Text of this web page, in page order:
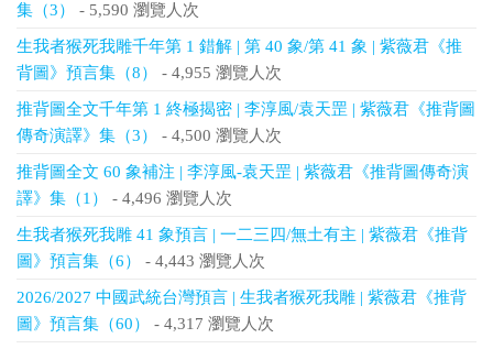
集（3）
- 5,590 瀏覽人次
生我者猴死我雕千年第 1 錯解 | 第 40 象/第 41 象 | 紫薇君《推
背圖》預言集（8）
- 4,955 瀏覽人次
推背圖全文千年第 1 終極揭密 | 李淳風/袁天罡 | 紫薇君《推背圖
傳奇演譯》集（3）
- 4,500 瀏覽人次
推背圖全文 60 象補注 | 李淳風-袁天罡 | 紫薇君《推背圖傳奇演
譯》集（1）
- 4,496 瀏覽人次
生我者猴死我雕 41 象預言 | 一二三四/無土有主 | 紫薇君《推背
圖》預言集（6）
- 4,443 瀏覽人次
2026/2027 中國武統台灣預言 | 生我者猴死我雕 | 紫薇君《推背
圖》預言集（60）
- 4,317 瀏覽人次